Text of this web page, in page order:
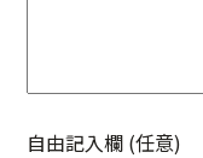
自由記入欄 (任意)